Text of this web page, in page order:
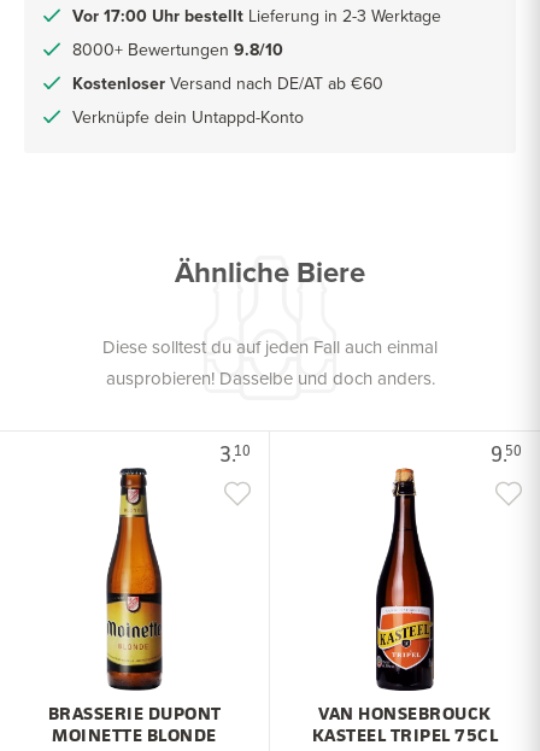
Vor 17:00 Uhr bestellt Lieferung in 2-3 Werktage
8000+ Bewertungen 9.8/10
Kostenloser Versand nach DE/AT ab €60
Verknüpfe dein Untappd-Konto
Ähnliche Biere
Diese solltest du auf jeden Fall auch einmal
ausprobieren! Dasselbe und doch anders.
3.10
BRASSERIE DUPONT
MOINETTE BLONDE
9.50
VAN HONSEBROUCK
KASTEEL TRIPEL 75CL